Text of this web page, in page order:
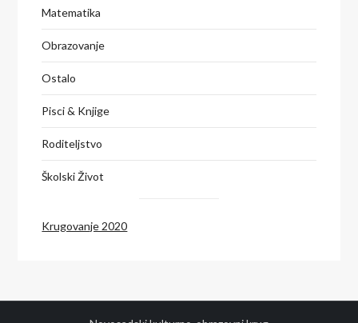
Matematika
Obrazovanje
Ostalo
Pisci & Knjige
Roditeljstvo
Školski Život
Krugovanje 2020